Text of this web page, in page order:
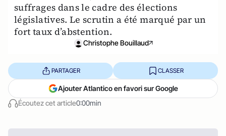
suffrages dans le cadre des élections
législatives. Le scrutin a été marqué par un
fort taux d’abstention.
Christophe Bouillaud
Écoutez cet article0:00min
PARTAGER CLASSER
Ajouter Atlantico en favori sur Google